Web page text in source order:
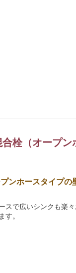
栓（オープン
ンホースタイプの
で広いシンクも楽
す。